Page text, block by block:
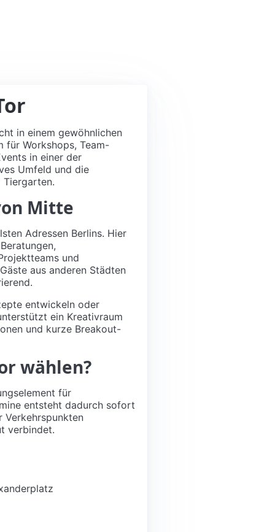
in einem gewöhnlichen
für Workshops, Team-
in einer der
Umfeld und die
Tiergarten.
Mitte
Adressen Berlins. Hier
und
aus anderen Städten
entwickeln oder
ein Kreativraum
und kurze Breakout-
wählen?
für
entsteht dadurch sofort
Verkehrspunkten
verbindet.